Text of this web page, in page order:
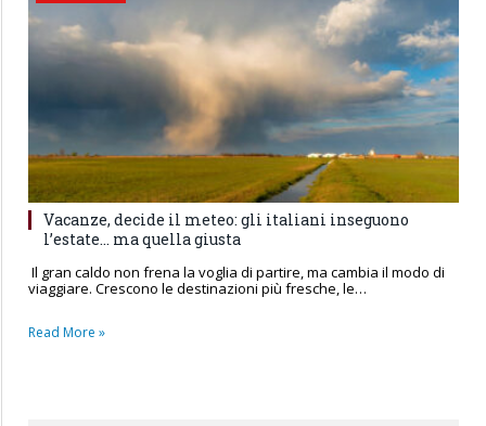
Vacanze, decide il meteo: gli italiani inseguono
l’estate… ma quella giusta
Il gran caldo non frena la voglia di partire, ma cambia il modo di
viaggiare. Crescono le destinazioni più fresche, le…
Read More »